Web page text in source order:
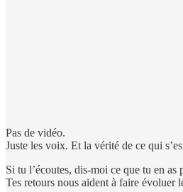
Pas de vidéo.
Juste les voix. Et la vérité de ce qui
Si tu l’écoutes, dis-moi ce que tu en as
Tes retours nous aident à faire évoluer